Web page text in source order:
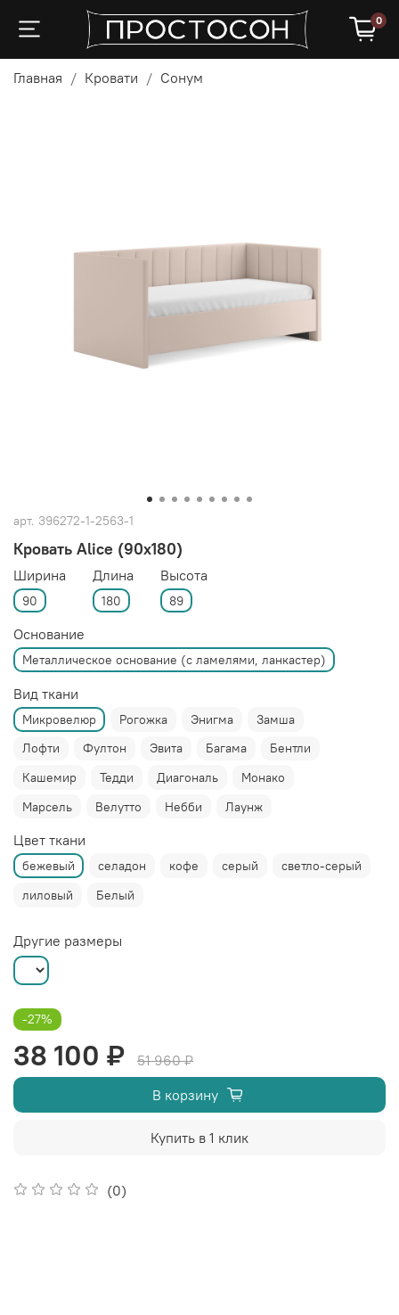
0
Главная Кровати Сонум
арт. 396272-1-2563-1
Кровать Alice (90x180)
(0)
Ширина
90
Длина
180
Высота
89
Основание
Металлическое основание (с ламелями, ланкастер)
Вид ткани
Микровелюр Рогожка Энигма
Замша
Лофти
Фултон Эвита Багама
Бентли
Кашемир
Тедди Диагональ
Монако
Марсель
Велутто Небби Лаунж
Цвет ткани
бежевый селадон кофе серый
светло-серый
лиловый
Белый
-27%
38 100 ₽
51 960 ₽
В корзину
Купить в 1 клик
Другие размеры